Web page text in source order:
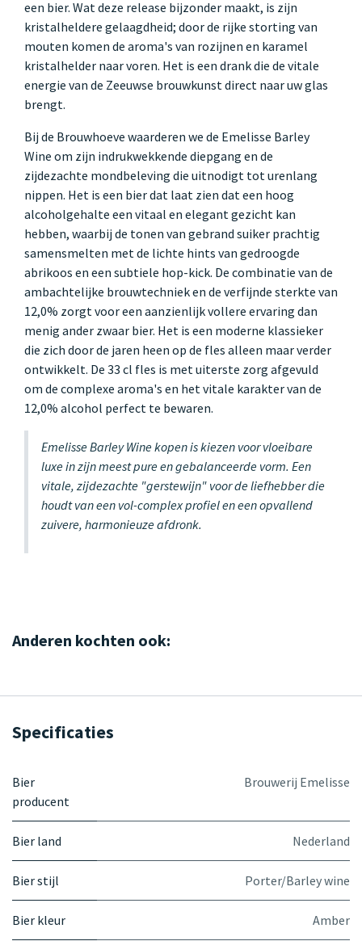
een bier. Wat deze release bijzonder maakt, is zijn
kristalheldere gelaagdheid; door de rijke storting van
mouten komen de aroma's van rozijnen en karamel
kristalhelder naar voren. Het is een drank die de vitale
energie van de Zeeuwse brouwkunst direct naar uw glas
brengt.
Bij de Brouwhoeve waarderen we de Emelisse Barley
Wine om zijn indrukwekkende diepgang en de
zijdezachte mondbeleving die uitnodigt tot urenlang
nippen. Het is een bier dat laat zien dat een hoog
alcoholgehalte een vitaal en elegant gezicht kan
hebben, waarbij de tonen van gebrand suiker prachtig
samensmelten met de lichte hints van gedroogde
abrikoos en een subtiele hop-kick. De combinatie van de
ambachtelijke brouwtechniek en de verfijnde sterkte van
12,0% zorgt voor een aanzienlijk vollere ervaring dan
menig ander zwaar bier. Het is een moderne klassieker
die zich door de jaren heen op de fles alleen maar verder
ontwikkelt. De 33 cl fles is met uiterste zorg afgevuld
om de complexe aroma's en het vitale karakter van de
12,0% alcohol perfect te bewaren.
Emelisse Barley Wine kopen is kiezen voor vloeibare
luxe in zijn meest pure en gebalanceerde vorm. Een
vitale, zijdezachte "gerstewijn" voor de liefhebber die
houdt van een vol-complex profiel en een opvallend
zuivere, harmonieuze afdronk.
Anderen kochten ook:
Specificaties
Bier
producent
Brouwerij Emelisse
Bier land Nederland
Bier stijl Porter/Barley wine
Bier kleur Amber